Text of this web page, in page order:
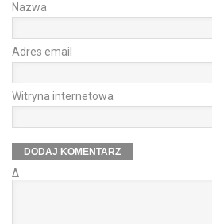
Nazwa
Adres email
Witryna internetowa
Δ